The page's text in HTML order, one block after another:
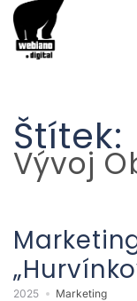
Štítek:
Vývoj
2025 Marketing